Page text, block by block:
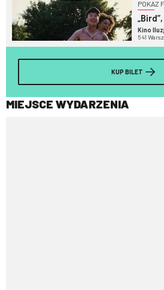
POKAZ
Kino
541
KUP BILET
MIEJSCE WYDARZENIA